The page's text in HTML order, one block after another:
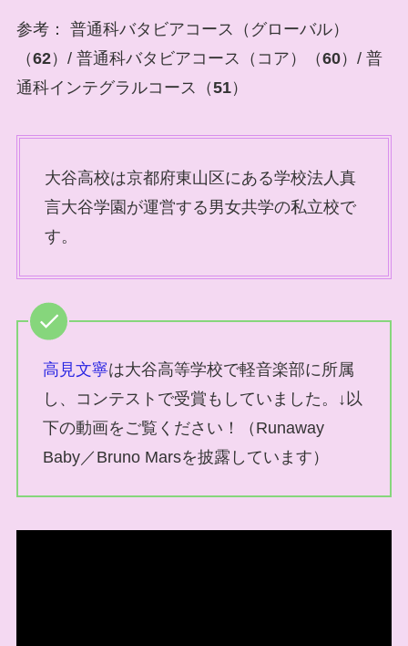
参考： 普通科バタビアコース（グローバル）
（62）/ 普通科バタビアコース（コア）（60）/ 普
通科インテグラルコース（51）
大谷高校は京都府東山区にある学校法人真
言大谷学園が運営する男女共学の私立校で
す。
高見文寧は大谷高等学校で軽音楽部に所属
し、コンテストで受賞もしていました。↓以
下の動画をご覧ください！（Runaway
Baby／Bruno Marsを披露しています）